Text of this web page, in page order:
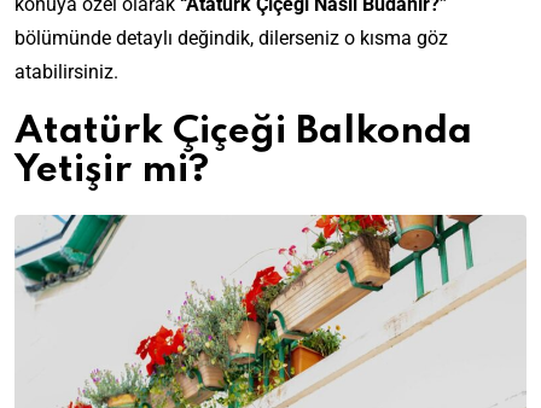
konuya özel olarak “Atatürk Çiçeği Nasıl Budanır?”
bölümünde detaylı değindik, dilerseniz o kısma göz
atabilirsiniz.
Atatürk Çiçeği Balkonda
Yetişir mi?